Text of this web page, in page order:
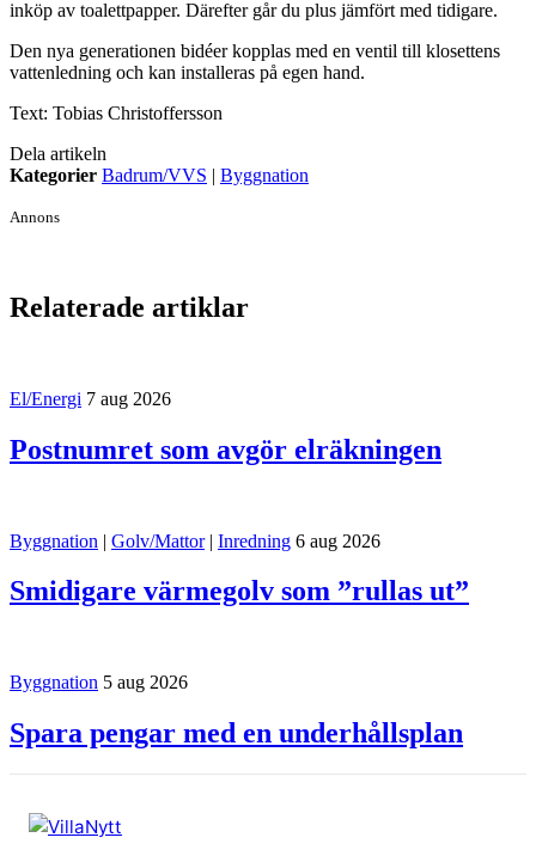
inköp av toalettpapper. Därefter går du plus jämfört med tidigare.
Den nya generationen bidéer kopplas med en ventil till klosettens
vattenledning och kan installeras på egen hand.
Text: Tobias Christoffersson
Dela artikeln
Kategorier Badrum/VVS | Byggnation
Annons
Relaterade artiklar
El/Energi 7 aug 2026
Postnumret som avgör elräkningen
Byggnation | Golv/Mattor | Inredning 6 aug 2026
Smidigare värmegolv som ”rullas ut”
Byggnation 5 aug 2026
Spara pengar med en underhållsplan